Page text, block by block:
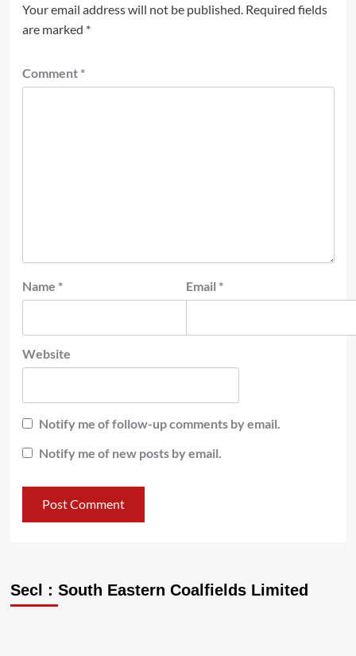
Your email address will not be published. Required fields
are marked *
Comment *
Name * Email *
Website
Notify me of follow-up comments by email.
Notify me of new posts by email.
Secl : South Eastern Coalfields Limited